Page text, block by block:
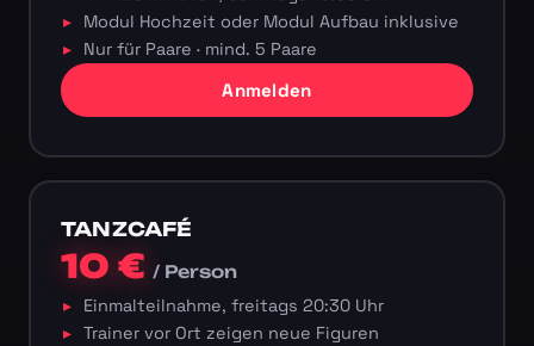
Modul Hochzeit oder Modul Aufbau inklusive
Nur für Paare · mind. 5 Paare
Anmelden
TANZCAFÉ
10 €/ Person
Einmalteilnahme, freitags 20:30 Uhr
Trainer vor Ort zeigen neue Figuren